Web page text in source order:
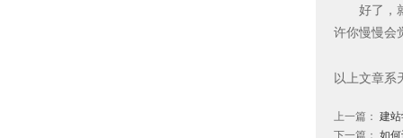
好了，就
许你慢慢会
以上文章系
上一篇： 建
下一篇： 如